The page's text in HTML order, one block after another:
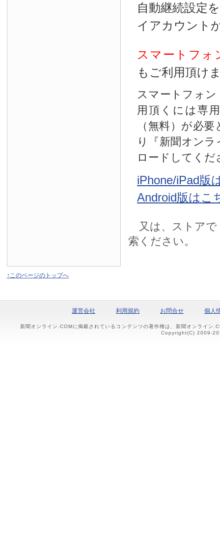
自動継続設定
イアカウント
スマートフォ
もご利用頂け
スマートフォ
用頂くには専
（無料）が必
り『新聞オン
ロードしてくだ
iPhone/iPad版
Android版はこ
又は、ストアで
索ください。
↑このページのトップへ
運営会社 利用規約 お問合せ 個人
新聞オンライン.COMに掲載されているコンテンツの著作権は、新聞オンライン
Copyright(C) 2009-